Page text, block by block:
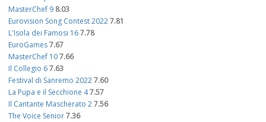
MasterChef 9 8.03
Eurovision Song Contest 20227.81
L'Isola dei Famosi 167.78
EuroGames7.67
MasterChef 107.66
Il Collegio 67.63
Festival di Sanremo 20227.60
La Pupa e il Secchione 47.57
Il Cantante Mascherato 27.56
The Voice Senior7.36